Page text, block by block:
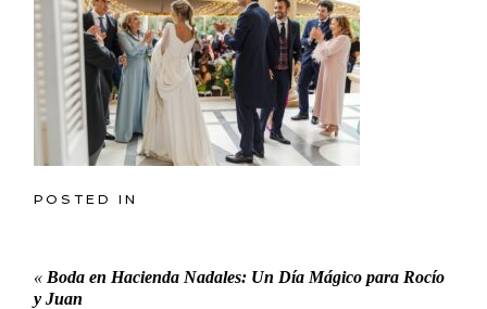
POSTED IN
« Boda en Hacienda Nadales: Un Día Mágico para Rocío
y Juan